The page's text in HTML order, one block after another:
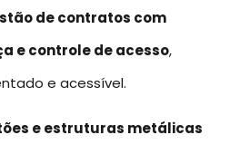
de contratos com
e controle de acesso,
e acessível.
e estruturas metálicas